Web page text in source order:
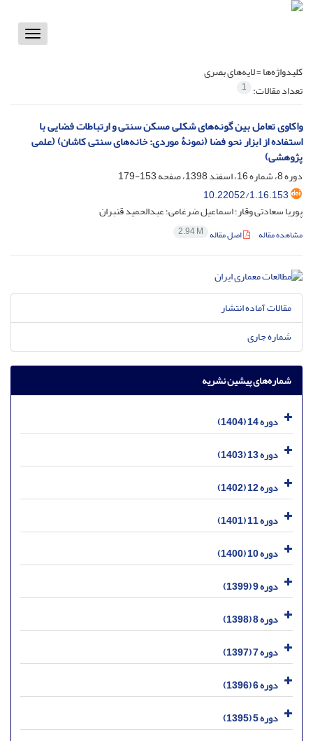
Toggle
کلیدواژه‌ها =لایه‌های بصری
تعداد مقالات: 1
واکاوی تعامل بین گونه‌های شکلی مسکن سنتی و ارتباطات فضایی با
استفاده از ابزار نحو فضا (نمونۀ موردی: خانه‌های سنتی کاشان) (علمی
پژوهشی)
دوره 8، شماره 16، اسفند 1398، صفحه
153-179
10.22052/1.16.153
پوریا سعادتی وقار؛ اسماعیل ضرغامی؛ عبدالحمید قنبران
مشاهده مقاله اصل مقاله 2.94 M
مقالات آماده انتشار
شماره جاری
شماره‌های پیشین نشریه
دوره 14 (1404)
دوره 13 (1403)
دوره 12 (1402)
دوره 11 (1401)
دوره 10 (1400)
دوره 9 (1399)
دوره 8 (1398)
دوره 7 (1397)
دوره 6 (1396)
دوره 5 (1395)